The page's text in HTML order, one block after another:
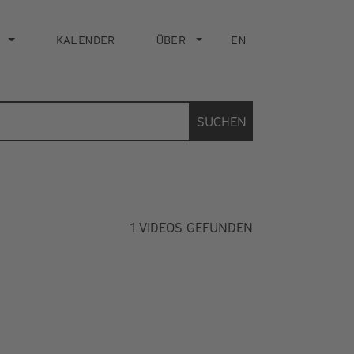
KALENDER ÜBER EN
SUCHEN
1 VIDEOS GEFUNDEN